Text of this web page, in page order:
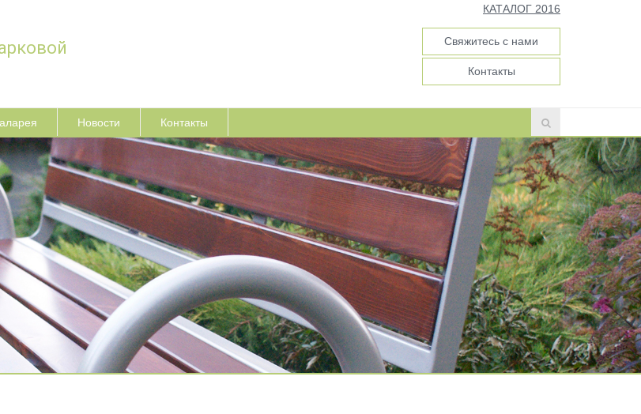
КАТАЛОГ 2016
Свяжитесь с нами
Контакты
Новости Контакты